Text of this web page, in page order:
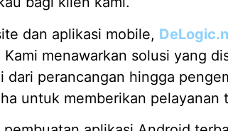
dan aplikasi mobile,
menawarkan solusi yang
dari perancangan hingga
untuk memberikan pelayanan